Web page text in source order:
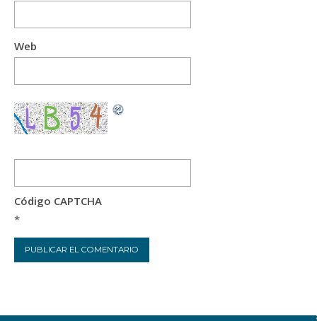
Web
Código CAPTCHA
*